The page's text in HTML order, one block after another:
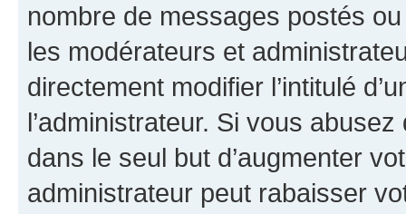
nombre de messages postés
les modérateurs et
directement modifier l’intitulé
l’administrateur. Si vous
dans le seul but d’augmenter
administrateur peut rabaisser